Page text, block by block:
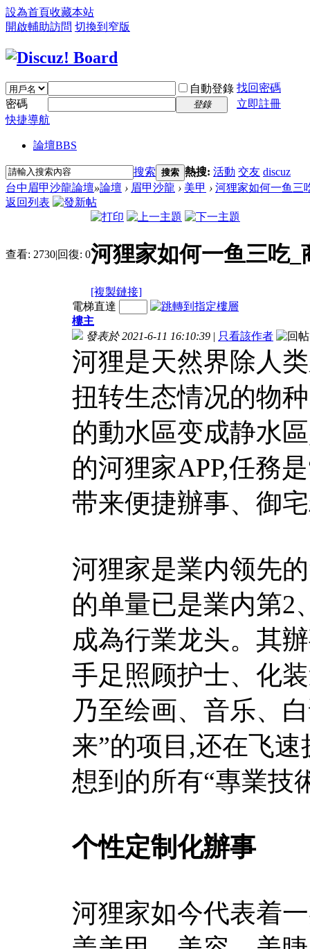
設為首頁收藏本站
開啟輔助訪問 切換到窄版
自動登錄 找回密碼
密碼
登錄
立即註冊
快捷導航
論壇BBS
搜索 搜索 熱搜: 活動 交友 discuz
台中眉甲沙龍論壇»論壇 › 眉甲沙龍 › 美甲 › 河狸家如何一鱼三
返回列表
查看: 2730|回復: 0河狸家如何一鱼三吃_
[複製鏈接]
電梯直達
樓主
發表於 2021-6-11 16:10:39 | 只看該作者
河狸是天然界除人
扭转生态情况的物
的動水區变成静水
的河狸家APP,任務
带来便捷辦事、御
河狸家是業内领先
的单量已是業内第2
成為行業龙头。其
手足照顾护士、化
乃至绘画、音乐、
来”的项目,还在飞
想到的所有“專業技
个性定制化辦事
河狸家如今代表着